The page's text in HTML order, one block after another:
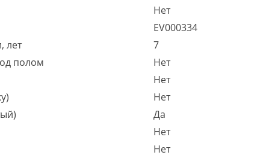
Нет
EV000334
лет
7
полом
Нет
Нет
Нет
Да
Нет
Нет